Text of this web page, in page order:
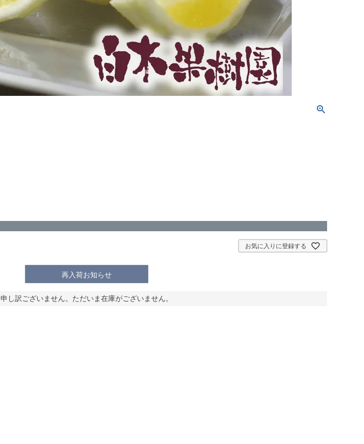
お気に入りに登録する
再入荷お知らせ
申し訳ございません。ただいま在庫がございません。